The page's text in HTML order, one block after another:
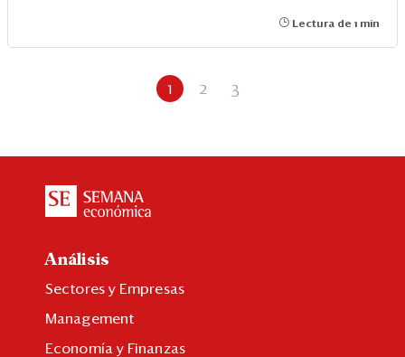
Lectura de 1 min
1 2 3
Análisis
Sectores y Empresas
Management
Economía y Finanzas